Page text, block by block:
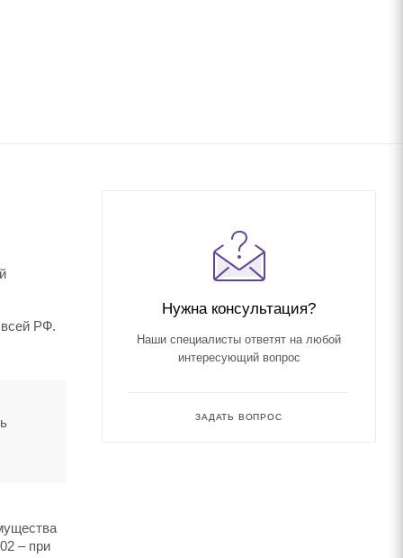
РФ.
– при
Нужна консультация?
Наши специалисты ответят на любой
интересующий вопрос
ЗАДАТЬ ВОПРОС